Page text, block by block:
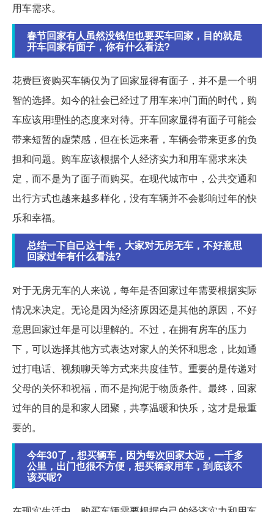
用车需求。
春节回家有人虽然没钱但也要买车回家，目的就是
开车回家有面子，你有什么看法?
花费巨资购买车辆仅为了回家显得有面子，并不是一个明
智的选择。如今的社会已经过了用车来冲门面的时代，购
车应该用理性的态度来对待。开车回家显得有面子可能会
带来短暂的虚荣感，但在长远来看，车辆会带来更多的负
担和问题。购车应该根据个人经济实力和用车需求来决
定，而不是为了面子而购买。在现代城市中，公共交通和
出行方式也越来越多样化，没有车辆并不会影响过年的快
乐和幸福。
总结一下自己这十年，大家对无房无车，不好意思
回家过年有什么看法?
对于无房无车的人来说，每年是否回家过年需要根据实际
情况来决定。无论是因为经济原因还是其他的原因，不好
意思回家过年是可以理解的。不过，在拥有房车的压力
下，可以选择其他方式表达对家人的关怀和思念，比如通
过打电话、视频聊天等方式来共度佳节。重要的是传递对
父母的关怀和祝福，而不是拘泥于物质条件。最终，回家
过年的目的是和家人团聚，共享温暖和快乐，这才是最重
要的。
今年30了，想买辆车，因为每次回家太远，一千多
公里，出门也很不方便，想买辆家用车，到底该不
该买呢?